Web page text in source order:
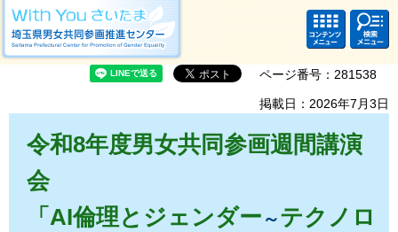
Center for Promotion of Gender Equality
コンテ
ンツメ
ニュー
検索・
共通メ
ニュー
ページ番号：281538
掲載日：2026年7月3日
令和8年度男女共同参画週間講演
会
「AI倫理とジェンダー ～テクノロ